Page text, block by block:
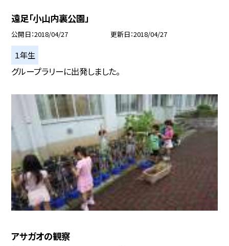
遠足「小山内裏公園」
公開日 2018/04/27 更新日 2018/04/27
１年生
グループラリーに出発しました。
アサガオの観察